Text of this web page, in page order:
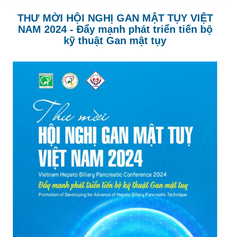
THƯ MỜI HỘI NGHỊ GAN MẬT TỤY VIỆT
NAM 2024 - Đẩy mạnh phát triển tiến bộ
kỹ thuật Gan mật tụy